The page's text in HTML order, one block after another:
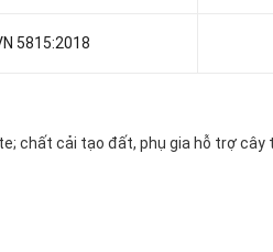
5815:2018
chất cải tạo đất, phụ gia hỗ trợ cây